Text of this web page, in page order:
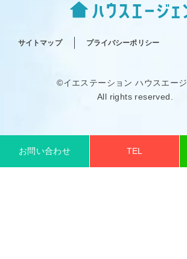
サイトマップ プライバシーポリシー
©イエステーション ハウスエー
All rights reserved.
お問い合わせ TEL